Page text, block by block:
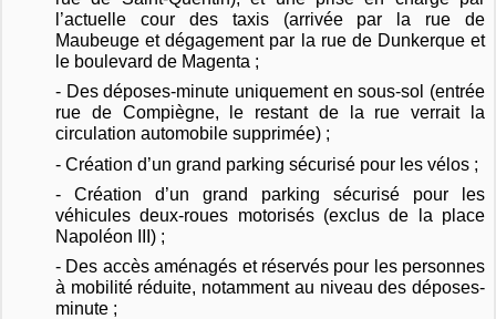
l’actuelle cour des taxis (arrivée par la rue de
Maubeuge et dégagement par la rue de Dunkerque et
le boulevard de Magenta ;
- Des déposes-minute uniquement en sous-sol (entrée
rue de Compiègne, le restant de la rue verrait la
circulation automobile supprimée) ;
- Création d’un grand parking sécurisé pour les vélos ;
- Création d’un grand parking sécurisé pour les
véhiculesdeux-roues motorisés (exclus de la place
Napoléon III) ;
- Des accès aménagés et réservés pour les personnes
à mobilité réduite, notamment au niveau des déposes-
minute ;